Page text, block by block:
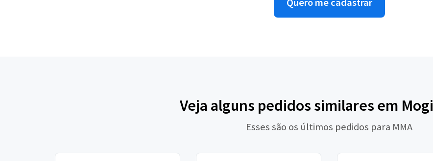
Veja alguns pedidos similares em
Esses são os últimos pedidos para MMA